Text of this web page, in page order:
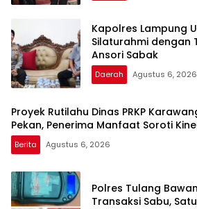
Kapolres Lampung
Silaturahmi dengan
Ansori Sabak
Daerah Agustus 6, 2026
Proyek Rutilahu Dinas PRKP
Pekan, Penerima Manfaat Soroti
Berita Agustus 6, 2026
Polres Tulang
Transaksi Sabu,